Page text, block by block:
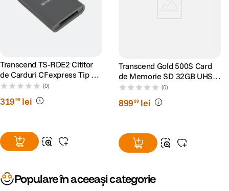
Transcend TS-RDE2 Cititor
de Carduri CFexpress Tip B
USB 3.2 Gen 2x2 Tip C
(0)
31999 lei
Transcend Gold 500S Card
de Memorie SD 32GB UHS-I
U1 V30 R95/W60
(0)
89999 lei
Populare în aceeași categorie